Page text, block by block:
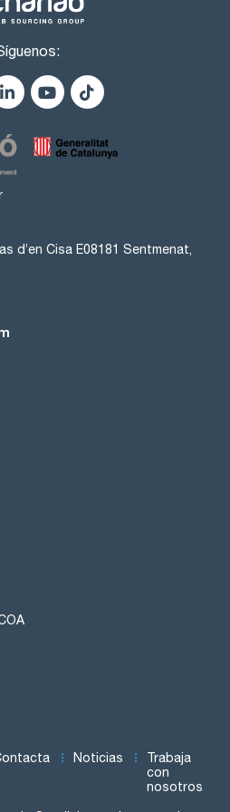
d’en Cisa E08181 Sentmenat,
Noticias
Trabaja
con
nosotros